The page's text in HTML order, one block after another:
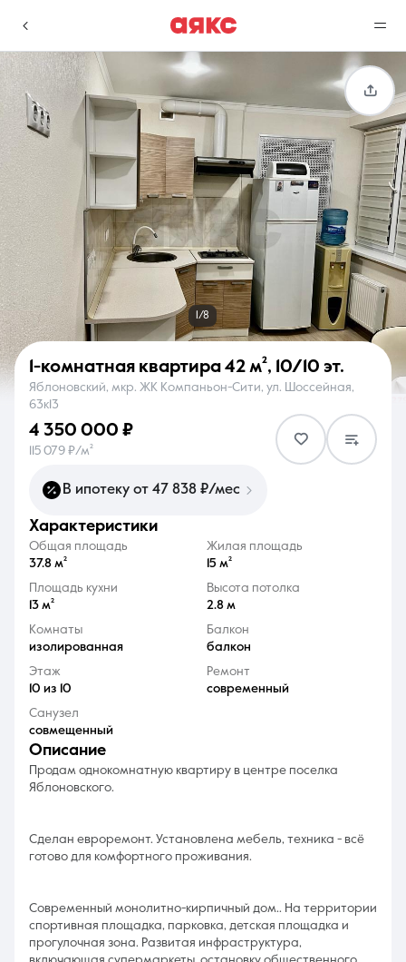
г. Краснодар
Избранное
0 объявлений
Сравнение
0 объявлений
Недвижимость Услуги
О компании Контакты
8 (861) 297-00-00
Ежедневно с 08:30 до 20:00
1/8
1-комнатная квартира 42 м², 10/10 эт.
Яблоновский, мкр. ЖК Компаньон-Сити, ул. Шоссейная,
63к13
4 350 000 ₽
115 079 ₽/м²
В ипотеку от 47 838 ₽/мес
характеристики
Общая площадь
37.8 м²
Жилая площадь
15 м²
Площадь кухни
13 м²
Высота потолка
2.8 м
Комнаты
изолированная
Балкон
балкон
Этаж
10 из 10
Ремонт
современный
Санузел
совмещенный
описание
Продам однокомнатную квартиру в центре поселка
Яблоновского.
Сделан евроремонт. Установлена мебель, техника - всё
готово для комфортного проживания.
Современный монолитно-кирпичный дом.. На территории
спортивная площадка, парковка, детская площадка и
прогулочная зона. Развитая инфраструктура,